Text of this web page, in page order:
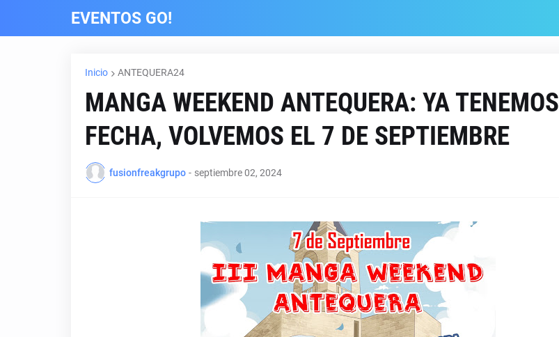
EVENTOS GO!
Inicio ANTEQUERA24
MANGA WEEKEND ANTEQUERA: YA TENEMOS
FECHA, VOLVEMOS EL 7 DE SEPTIEMBRE
fusionfreakgrupo - septiembre 02, 2024